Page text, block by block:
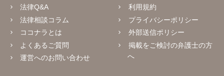
法律Q&A
法律相談コラム
ココナラとは
よくあるご質問
運営へのお問い合わせ
利用規約
プライバシーポリシー
外部送信ポリシー
掲載をご検討の弁護士の方
へ